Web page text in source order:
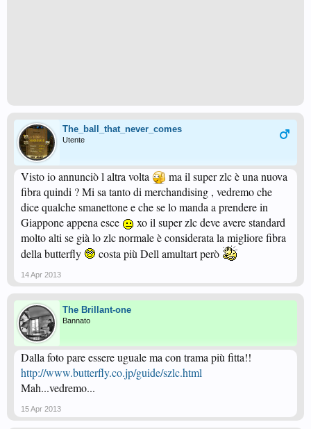
The_ball_that_never_comes
Utente
Visto io annunciò l altra volta
ma il super zlc è una nuova
fibra quindi ? Mi sa tanto di merchandising , vedremo che
dice qualche smanettone e che se lo manda a prendere in
Giappone appena esce
xo il super zlc deve avere standard
molto alti se già lo zlc normale è considerata la migliore fibra
della butterfly
costa più Dell amultart però
14 Apr 2013
The Brillant-one
Bannato
Dalla foto pare essere uguale ma con trama più fitta!!
http://www.butterfly.co.jp/guide/szlc.html
Mah...vedremo...
15 Apr 2013